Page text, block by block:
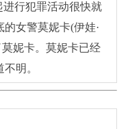
进行犯罪活动很快就
女警莫妮卡(伊娃·
妮卡。莫妮卡已经
明。